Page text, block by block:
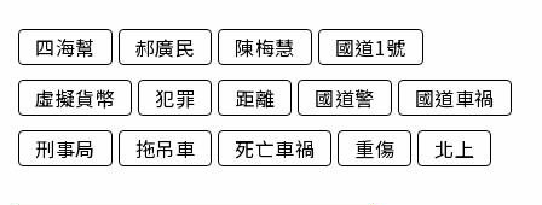
四海幫 郝廣民 陳梅慧
國道1號
虛擬貨幣
犯罪 距離 國道警
國道車禍
刑事局
拖吊車 死亡車禍 重傷 北上